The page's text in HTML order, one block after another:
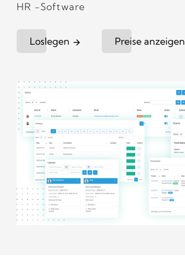
HR -Software
Loslegen Preise anzeigen